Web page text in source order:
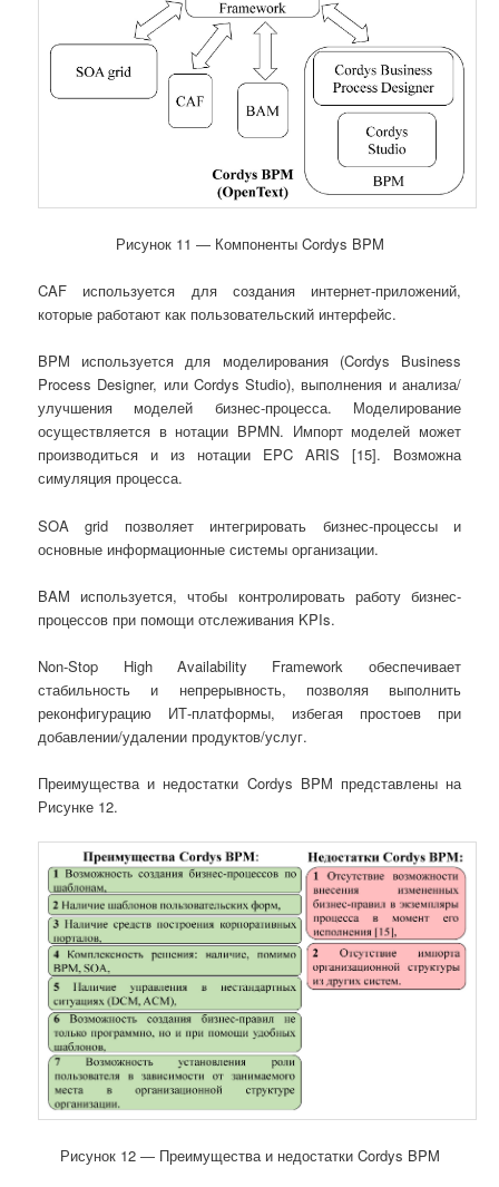
Рисунок 11 ― Компоненты Cordys BPM
CAF используется для создания интернет-приложений,
которые работают как пользовательский интерфейс.
BPM используется для моделирования (Cordys Business
Process Designer, или Cordys Studio), выполнения и анализа/
улучшения моделей бизнес-процесса. Моделирование
осуществляется в нотации BPMN. Импорт моделей может
производиться и из нотации EPC ARIS [15]. Возможна
симуляция процесса.
SOA grid позволяет интегрировать бизнес-процессы и
основные информационные системы организации.
BAM используется, чтобы контролировать работу бизнес-
процессов при помощи отслеживания KPIs.
Non-Stop High Availability Framework обеспечивает
стабильность и непрерывность, позволяя выполнить
реконфигурацию ИТ-платформы, избегая простоев при
добавлении/удалении продуктов/услуг.
Преимущества и недостатки Cordys BPM представлены на
Рисунке 12.
Рисунок 12 ― Преимущества и недостатки Cordys BPM